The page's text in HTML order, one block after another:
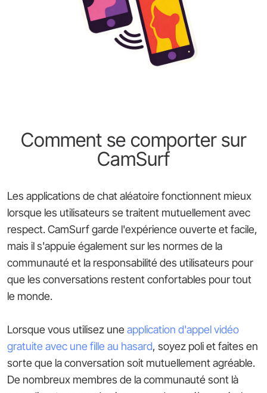
Comment se comporter sur
CamSurf
Les applications de chat aléatoire fonctionnent mieux
lorsque les utilisateurs se traitent mutuellement avec
respect. CamSurf garde l'expérience ouverte et facile,
mais il s'appuie également sur les normes de la
communauté et la responsabilité des utilisateurs pour
que les conversations restent confortables pour tout
le monde.
Lorsque vous utilisez une application d'appel vidéo
gratuite avec une fille au hasard, soyez poli et faites en
sorte que la conversation soit mutuellement agréable.
De nombreux membres de la communauté sont là